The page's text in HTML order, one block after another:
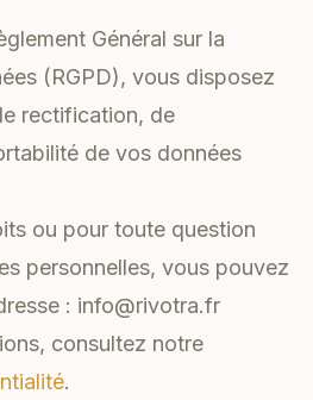
Général sur la
(RGPD), vous disposez
rectification, de
de vos données
ou pour toute question
personnelles, vous pouvez
: info@rivotra.fr
consultez notre
.